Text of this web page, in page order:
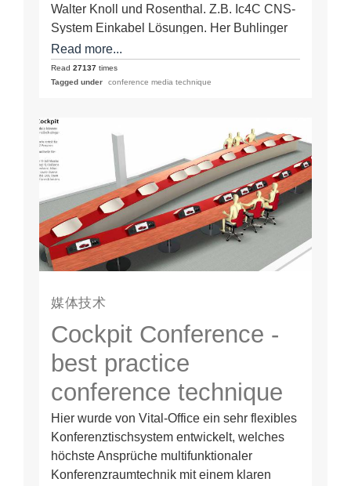
Walter Knoll und Rosenthal. Z.B. Ic4C CNS-
System Einkabel Lösungen. Her Buhlinger
ist u.A. Mitentwickler der derzeit Neuesten
HDBase-T…
Read more...
Read 27137 times
Tagged under
conference media technique
媒体技术
Cockpit Conference -
best practice
conference technique
Hier wurde von Vital-Office ein sehr flexibles
Konferenztischsystem entwickelt, welches
höchste Ansprüche multifunktionaler
Konferenzraumtechnik mit einem klaren